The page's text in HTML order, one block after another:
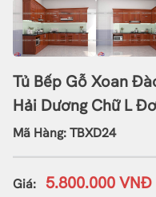
Tủ Bếp Gỗ Xoan
Hải Dương Chữ L
Mã Hàng: TBXD24
Giá: 5.800.000 VNĐ